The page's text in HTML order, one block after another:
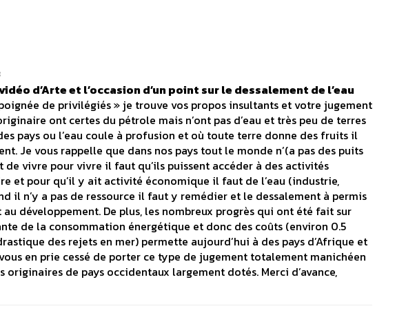
d’Arte et l’occasion d’un point sur le dessalement de l’eau
de privilégiés » je trouve vos propos insultants et votre jugement
ont certes du pétrole mais n’ont pas d’eau et très peu de terres
pays ou l’eau coule à profusion et où toute terre donne des fruits il
Je vous rappelle que dans nos pays tout le monde n’(a pas des puits
vivre pour vivre il faut qu’ils puissent accéder à des activités
et pour qu’il y ait activité économique il faut de l’eau (industrie,
il n’y a pas de ressource il faut y remédier et le dessalement à permis
au développement. De plus, les nombreux progrès qui ont été fait sur
de la consommation énergétique et donc des coûts (environ 0.5
des rejets en mer) permette aujourd’hui à des pays d’Afrique et
en prie cessé de porter ce type de jugement totalement manichéen
originaires de pays occidentaux largement dotés. Merci d’avance,